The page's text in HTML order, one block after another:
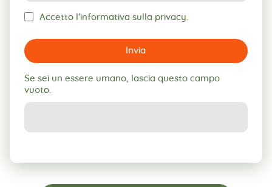
Accetto l'informativa sulla privacy.
Invia
Se sei un essere umano, lascia questo campo
vuoto.